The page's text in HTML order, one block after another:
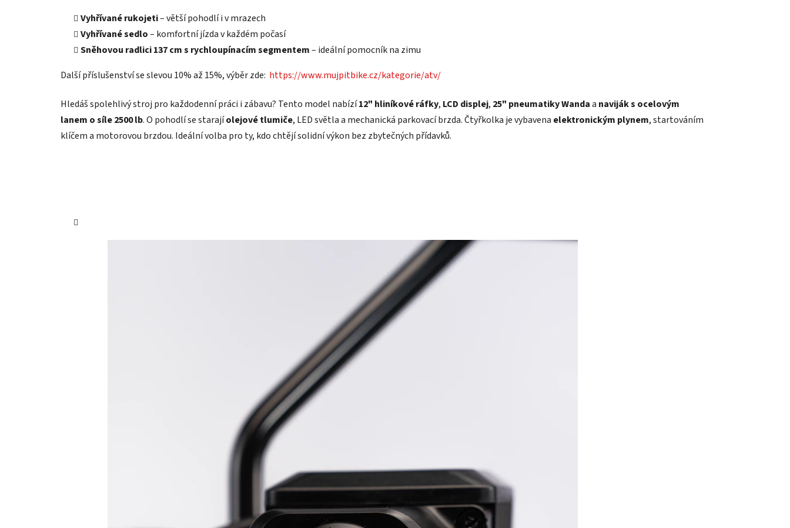
Vyhřívané rukojeti– větší pohodlí i v mrazech
Vyhřívané sedlo– komfortní jízda v každém počasí
Sněhovou radlici 137 cm s rychloupínacím segmentem– ideální pomocník na zimu
Další příslušenství se slevou 10% až 15%, výběr zde: https://www.mujpitbike.cz/kategorie/atv/
Hledáš spolehlivý stroj pro každodenní práci i zábavu? Tento model nabízí12" hliníkové ráfky, LCD displej, 25" pneumatiky Wandaa naviják s ocelovým
lanem o síle 2500 lb. O pohodlí se starajíolejové tlumiče, LED světla a mechanická parkovací brzda. Čtyřkolka je vybavena elektronickým plynem, startováním
klíčem a motorovou brzdou. Ideální volba pro ty, kdo chtějí solidní výkon bez zbytečných přídavků.